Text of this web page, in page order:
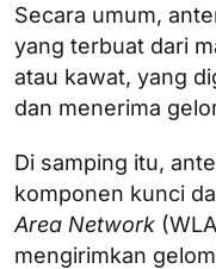
Secara umum,
yang terbuat dari
atau kawat, yang
dan menerima
Di samping itu,
komponen kunci
Area Network
mengirimkan